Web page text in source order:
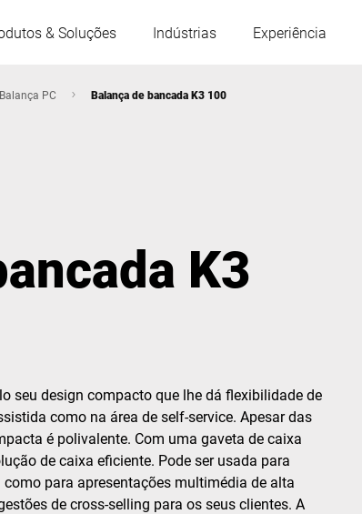
& Soluções Indústrias Experiência
Hungria
Suíça
Reino Unido
Balança PC Balança de bancada K3 100
K3
seu design compacto que lhe dá flexibilidade de
como na área de self-service. Apesar das
é polivalente. Com uma gaveta de caixa
de caixa eficiente. Pode ser usada para
para apresentações multimédia de alta
de cross-selling para os seus clientes. A